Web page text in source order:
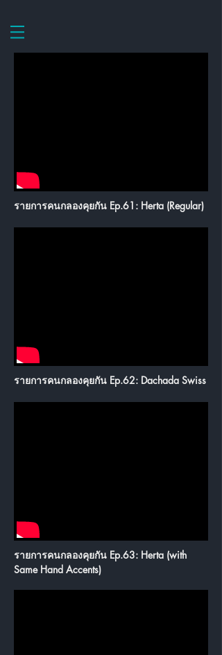
รายการคนกลองคุยกัน Ep.61: Herta (Regular)
รายการคนกลองคุยกัน Ep.62: Dachada Swiss
รายการคนกลองคุยกัน Ep.63: Herta (with
Same Hand Accents)